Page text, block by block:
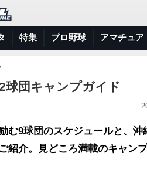
特集 プロ野球 アマチュア
球団キャンプガイド
む9球団のスケジュールと、
紹介。見どころ満載のキャン